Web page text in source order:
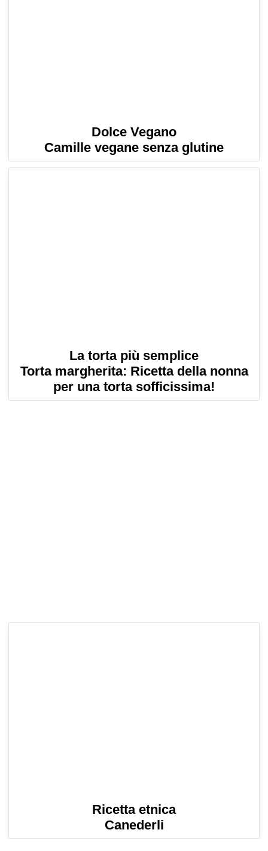
Dolce Vegano
Camille vegane senza glutine
La torta più semplice
Torta margherita: Ricetta della nonna
per una torta sofficissima!
Ricetta etnica
Canederli